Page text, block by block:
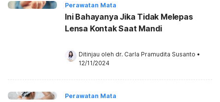
Perawatan Mata
Ini Bahayanya Jika Tidak Melepas
Lensa Kontak Saat Mandi
Ditinjau oleh dr. Carla Pramudita Susanto •
12/11/2024
Perawatan Mata